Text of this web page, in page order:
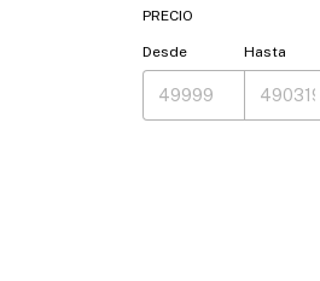
PRECIO
Desde Hasta